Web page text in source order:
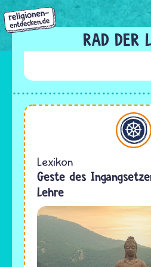
Direkt
zum
Inhalt
RAD DER
Buddhismus
Lexikon
Geste des
Lehre